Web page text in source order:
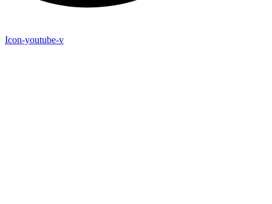
Icon-youtube-v